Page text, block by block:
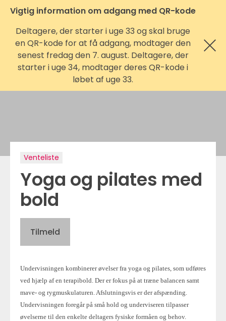
Vigtig information om adgang med QR-kode
Deltagere, der starter i uge 33 og skal bruge
en QR-kode for at få adgang, modtager den
senest fredag den 7. august. Deltagere, der
starter i uge 34, modtager deres QR-kode i
løbet af uge 33.
Venteliste
Yoga og pilates med
bold
Tilmeld
Undervisningen kombinerer øvelser fra yoga og pilates, som udføres
ved hjælp af en terapibold. Der er fokus på at træne balancen samt
mave- og rygmuskulaturen. Afslutningsvis er der afspænding.
Undervisningen foregår på små hold og underviseren tilpasser
øvelserne til den enkelte deltagers fysiske formåen og behov.